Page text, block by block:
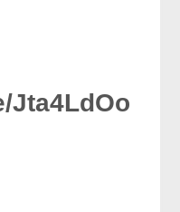
Jta4LdOo